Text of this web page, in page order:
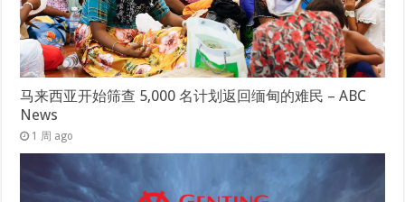
马来西亚开始筛查 5,000 名计划返回缅甸的难民 – ABC
News
1 周 ago